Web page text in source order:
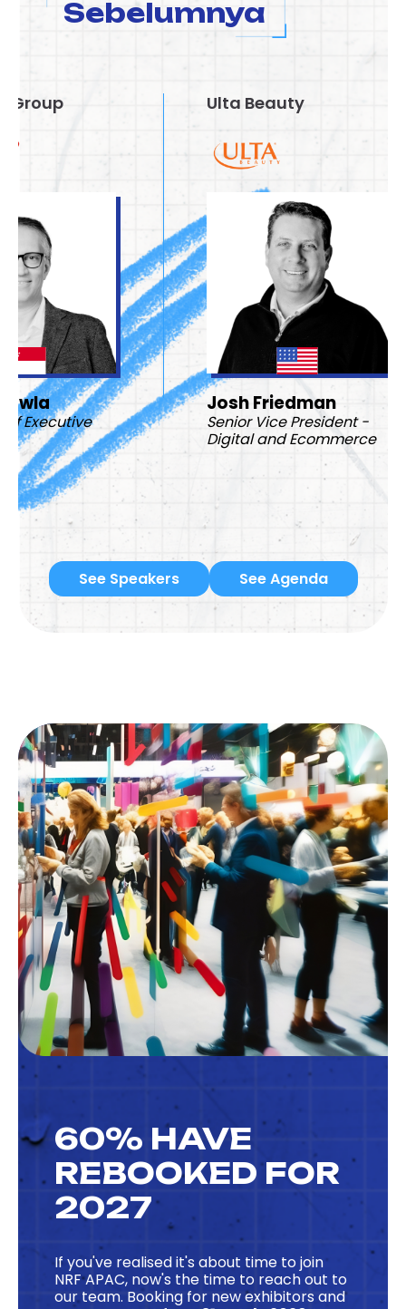
Sebelumnya
Ulta Beauty
Josh Friedman
Senior Vice President -
Digital and Ecommerce
See Speakers See Agenda
60% HAVE
REBOOKED FOR
2027
If you've realised it's about time to join
NRF APAC, now's the time to reach out to
our team. Booking for new exhibitors and